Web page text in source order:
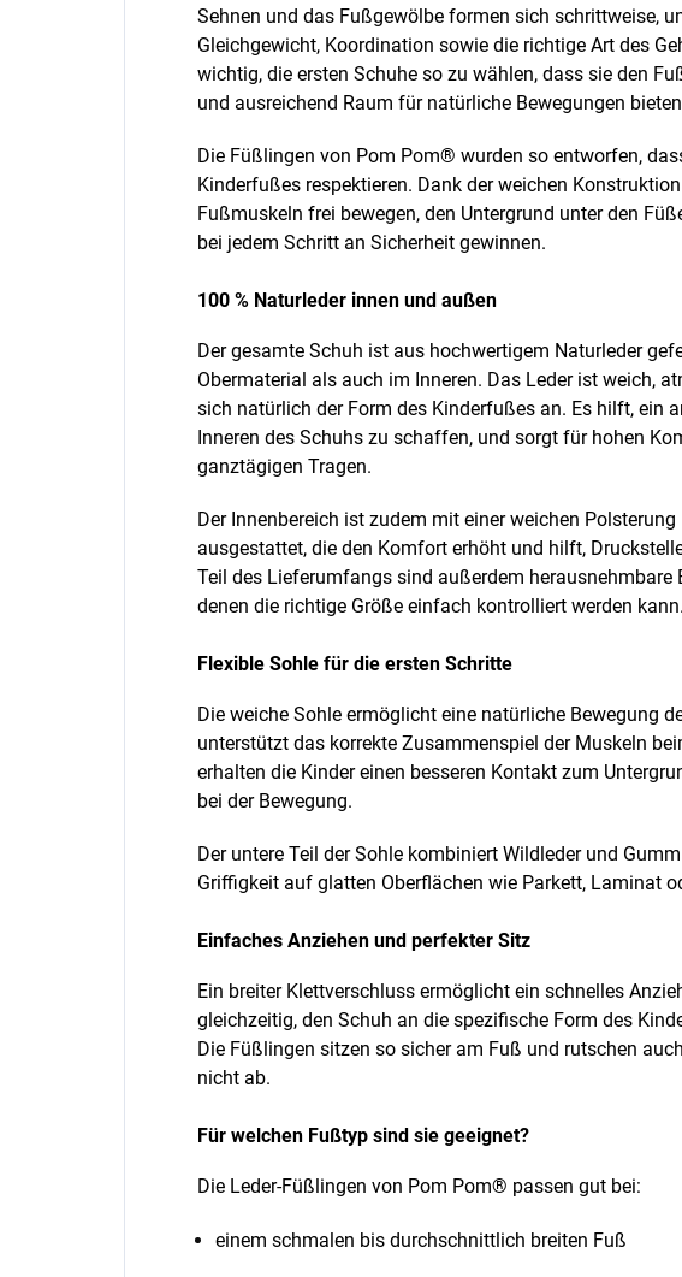
Sehnen und das Fußgewölbe formen sich schrittweise,
Gleichgewicht, Koordination sowie die richtige Art des
wichtig, die ersten Schuhe so zu wählen, dass sie den
und ausreichend Raum für natürliche Bewegungen
Die Füßlingen von Pom Pom® wurden so entworfen,
Kinderfußes respektieren. Dank der weichen
Fußmuskeln frei bewegen, den Untergrund unter den
bei jedem Schritt an Sicherheit gewinnen.
100 % Naturleder innen und außen
Der gesamte Schuh ist aus hochwertigem Naturleder
Obermaterial als auch im Inneren. Das Leder ist weich,
sich natürlich der Form des Kinderfußes an. Es hilft, ein
Inneren des Schuhs zu schaffen, und sorgt für hohen
ganztägigen Tragen.
Der Innenbereich ist zudem mit einer weichen
ausgestattet, die den Komfort erhöht und hilft,
Teil des Lieferumfangs sind außerdem herausnehmbare
denen die richtige Größe einfach kontrolliert werden kann.
Flexible Sohle für die ersten Schritte
Die weiche Sohle ermöglicht eine natürliche Bewegung
unterstützt das korrekte Zusammenspiel der Muskeln
erhalten die Kinder einen besseren Kontakt zum
bei der Bewegung.
Der untere Teil der Sohle kombiniert Wildleder und
Griffigkeit auf glatten Oberflächen wie Parkett, Laminat
Einfaches Anziehen und perfekter Sitz
Ein breiter Klettverschluss ermöglicht ein schnelles
gleichzeitig, den Schuh an die spezifische Form des
Die Füßlingen sitzen so sicher am Fuß und rutschen
nicht ab.
Für welchen Fußtyp sind sie geeignet?
Die Leder-Füßlingen von Pom Pom® passen gut bei:
einem schmalen bis durchschnittlich breiten Fuß